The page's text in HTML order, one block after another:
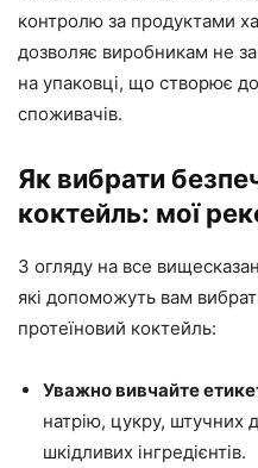
контролю за продуктами
дозволяє виробникам не
на упаковці, що створює
споживачів.
Як вибрати
коктейль: мої
З огляду на все
які допоможуть вам
протеїновий коктейль:
Уважно вивчайте
натрію, цукру, штучних
шкідливих інгредієнтів.